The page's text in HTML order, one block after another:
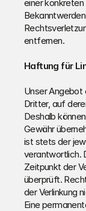
einer
entfernen.
Haftung für
Unser Angebot
Dritter, auf
Deshalb
Gewähr
ist stets der
verantwortlich.
Zeitpunkt der
überprüft.
der Verlinkung
Eine